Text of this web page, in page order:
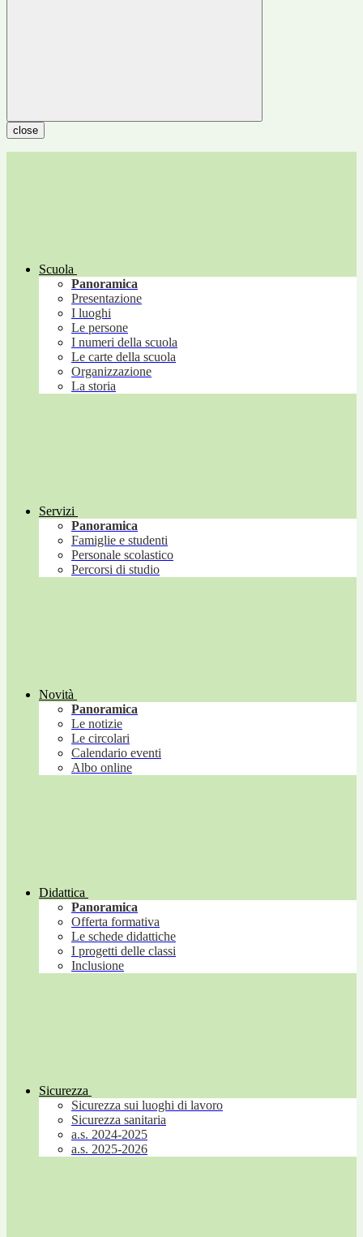
close
Scuola
Panoramica
Presentazione
I luoghi
Le persone
I numeri della scuola
Le carte della scuola
Organizzazione
La storia
Servizi
Panoramica
Famiglie e studenti
Personale scolastico
Percorsi di studio
Novità
Panoramica
Le notizie
Le circolari
Calendario eventi
Albo online
Didattica
Panoramica
Offerta formativa
Le schede didattiche
I progetti delle classi
Inclusione
Sicurezza
Sicurezza sui luoghi di lavoro
Sicurezza sanitaria
a.s. 2024-2025
a.s. 2025-2026